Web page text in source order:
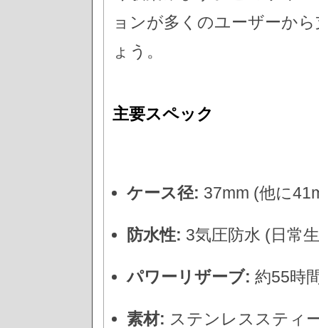
ョンが多くのユーザーか
ょう。
主要スペック
ケース径: 37mm (他に
防水性: 3気圧防水 (日常
パワーリザーブ: 約55時
素材: ステンレススティ